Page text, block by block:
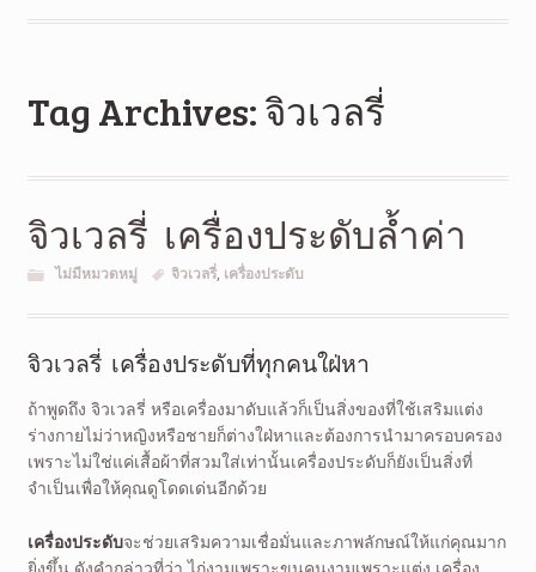
Tag Archives: จิวเวลรี่
จิวเวลรี่ เครื่องประดับล้ำค่า
ไม่มีหมวดหมู่ จิวเวลรี่, เครื่องประดับ
จิวเวลรี่ เครื่องประดับที่ทุกคนใฝ่หา
ถ้าพูดถึง จิวเวลรี่ หรือเครื่องมาดับแล้วก็เป็นสิ่งของที่ใช้เสริมแต่ง
ร่างกายไม่ว่าหญิงหรือชายก็ต่างใฝ่หาและต้องการนำมาครอบครอง
เพราะไม่ใช่แค่เสื้อผ้าที่สวมใส่เท่านั้นเครื่องประดับก็ยังเป็นสิ่งที่
จำเป็นเพื่อให้คุณดูโดดเด่นอีกด้วย
เครื่องประดับจะช่วยเสริมความเชื่อมั่นและภาพลักษณ์ให้แก่คุณมาก